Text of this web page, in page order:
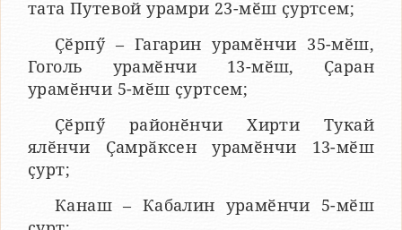
тата Путевой урамри 23-мӗш ҫуртсем;
Ҫӗрпӳ – Гагарин урамӗнчи 35-мӗш,
Гоголь урамӗнчи 13-мӗш, Ҫаран
урамӗнчи 5-мӗш ҫуртсем;
Ҫӗрпӳ районӗнчи Хирти Тукай
ялӗнчи Ҫамрӑксен урамӗнчи 13-мӗш
ҫурт;
Канаш – Кабалин урамӗнчи 5-мӗш